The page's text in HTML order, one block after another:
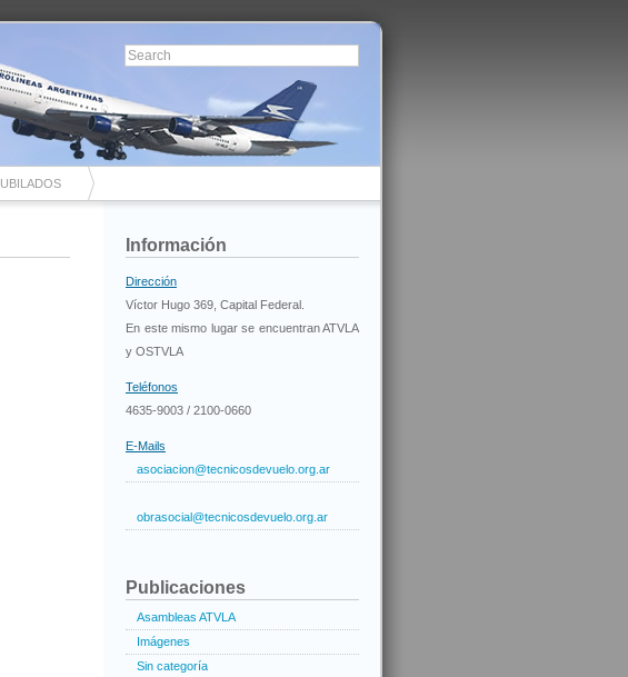
Información
Dirección
Víctor Hugo 369, Capital Federal.
En este mismo lugar se encuentran ATVLA
y OSTVLA
Teléfonos
4635-9003 / 2100-0660
E-Mails
asociacion@tecnicosdevuelo.org.ar
obrasocial@tecnicosdevuelo.org.ar
Publicaciones
Asambleas ATVLA
Imágenes
Sin categoría